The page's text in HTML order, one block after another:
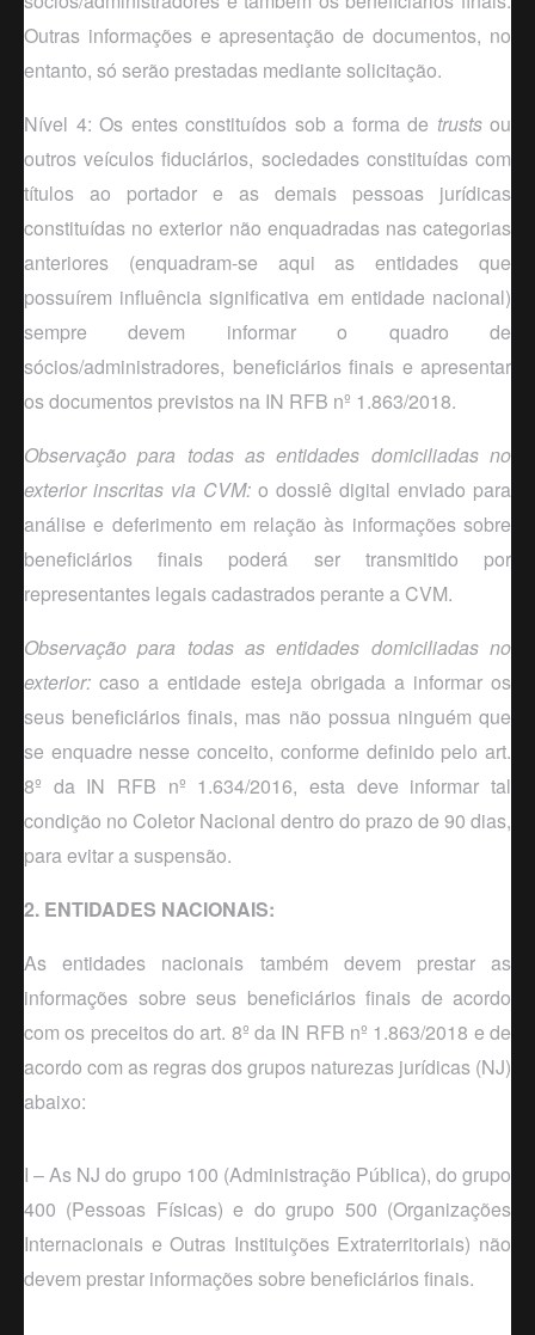
Outras informações e apresentação de documentos, no
entanto, só serão prestadas mediante solicitação.
Nível 4: Os entes constituídos sob a forma de trustsou
outros veículos fiduciários, sociedades constituídas com
títulos ao portador e as demais pessoas jurídicas
constituídas no exterior não enquadradas nas categorias
anteriores (enquadram-se aqui as entidades que
possuírem influência significativa em entidade nacional)
sempre devem informar o quadro de
sócios/administradores, beneficiários finais e apresentar
os documentos previstos na IN RFB nº 1.863/2018.
Observação para todas as entidades domiciliadas no
exterior inscritas via CVM: o dossiê digital enviado para
análise e deferimento em relação às informações sobre
beneficiários finais poderá ser transmitido por
representantes legais cadastrados perante a CVM.
Observação para todas as entidades domiciliadas no
exterior:caso a entidade esteja obrigada a informar os
seus beneficiários finais, mas não possua ninguém que
se enquadre nesse conceito, conforme definido pelo art.
8º da IN RFB nº 1.634/2016, esta deve informar tal
condição no Coletor Nacional dentro do prazo de 90 dias,
para evitar a suspensão.
2. ENTIDADES NACIONAIS:
As entidades nacionais também devem prestar as
informações sobre seus beneficiários finais de acordo
com os preceitos do art. 8º da IN RFB nº 1.863/2018 e de
acordo com as regras dos grupos naturezas jurídicas (NJ)
abaixo:
I – As NJ do grupo 100 (Administração Pública), do grupo
400 (Pessoas Físicas) e do grupo 500 (Organizações
Internacionais e Outras Instituições Extraterritoriais) não
devem prestar informações sobre beneficiários finais.